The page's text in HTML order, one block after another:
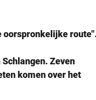
oorspronkelijke
Zeven
komen over het